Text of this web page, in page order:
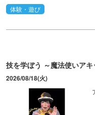
体験・遊び
技を学ぼう ～魔法使いア
2026/08/18(火)